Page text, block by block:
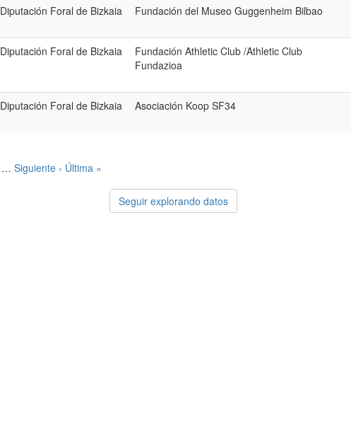
Diputación Foral de Bizkaia Fundación del Museo Guggenheim Bilbao
Diputación Foral de Bizkaia
Fundación Athletic Club /Athletic Club
Fundazioa
Diputación Foral de Bizkaia Asociación Koop SF34
… Siguiente › Última »
Seguir explorando datos